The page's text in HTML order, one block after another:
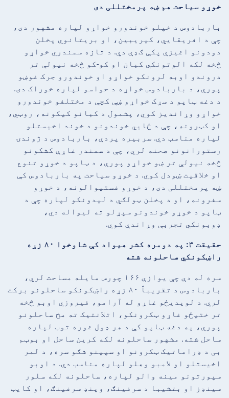
خوړو سیاحت هم ښه پرمختللی دی
باربادوس د خپلو خوندورو خواړو لپاره مشهور دی،
چې د افریقایي، کیریبین، او بریتانوي پخلن
دودونو اغیزې پکې ګډې دي. د تازه سمندري خواړو
څخه لکه الوتونکي کبان او کو-کو څخه نیولې تر
دروندو اوبه لرونکو خواړو او خوندورو جرک غوښو
پورې، د باربادوس خواړه د حواسو لپاره خوراک دی.
د دغه ټاپو د سړک خواړو ښې کچې د مختلفو خوندورو
خواړو وړاندیز کوي، پشمول د کبانو کیکونه، روټي،
او کټرونه، چې د ځایي خوندونو د خوند اخیستلو
لپاره مناسب دي. سربیره پردې، باربادوس د ژوندۍ
رستورانونو صحنه لري، چې د سمندر غاړې کشکونو
څخه نیولې تر ښو خواړو پورې، د ټاپو د خوړو تنوع
او خلاقیت ښودل کوي. د خوړو سیاحت په باربادوس کې
ښه پرمختللی دی، د خوړو فستیوالونه، د خوړو
سفرونه، او د پخلن ټولګي د لیدونکو لپاره چې د
ټاپو د خوړو خوندونو سپړلو ته لیواله دي،
ډوبونکي تجربې وړاندې کوي.
حقیقت ۳: په دومره کشر هیواد کې شاوخوا ۸۰ زړه
راښکونکي ساحلونه شته
سره له دې چې یوازې ۱۶۶ چورس مایله مساحت لري،
باربادوس د تقریباً ۸۰ زړه راښکونکو ساحلونو برکت
لري. د لویدیځو غاړو له آرامو، فیروزي اوبو څخه
تر ختیځو غاړو ټکرونکو، اتلانتیک ته مخ ساحلونو
پورې، په دغه ټاپو کې د هر ډول غوره توب لپاره
ساحل شته. مشهور ساحلونه لکه کرین ساحل او بوټم
بی د ډراماتیک ټکرونو او سپینو شګو سره، د لمر
اخیستلو او لامبو وهلو لپاره مناسب دي. د اوبو
سپورتونو مینه والو لپاره، ساحلونه لکه سلور
سینډز او بتشیبا د سرفینګ، وینډ سرفینګ، او کایټ